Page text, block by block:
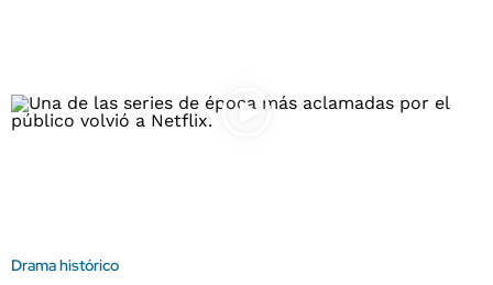
Drama histórico